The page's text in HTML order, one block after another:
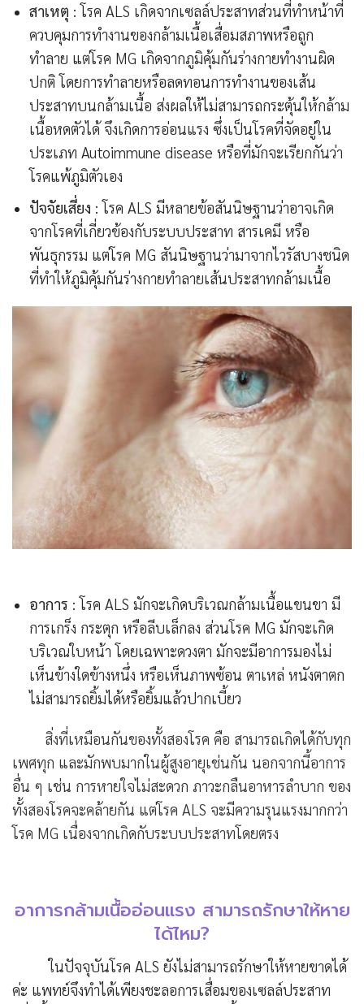
สาเหตุ : โรค ALS เกิดจากเซลล์ประสาทส่วนที่ทำหน้าที่
ควบคุมการทำงานของกล้ามเนื้อเสื่อมสภาพหรือถูก
ทำลาย แต่โรค MG เกิดจากภูมิคุ้มกันร่างกายทำงานผิด
ปกติ โดยการทำลายหรือลดทอนการทำงานของเส้น
ประสาทบนกล้ามเนื้อ ส่งผลให้ไม่สามารถกระตุ้นให้กล้าม
เนื้อหดตัวได้ จึงเกิดการอ่อนแรง ซึ่งเป็นโรคที่จัดอยู่ใน
ประเภท Autoimmune disease หรือที่มักจะเรียกกันว่า
โรคแพ้ภูมิตัวเอง
ปัจจัยเสี่ยง : โรค ALS มีหลายข้อสันนิษฐานว่าอาจเกิด
จากโรคที่เกี่ยวข้องกับระบบประสาท สารเคมี หรือ
พันธุกรรม แต่โรค MG สันนิษฐานว่ามาจากไวรัสบางชนิด
ที่ทำให้ภูมิคุ้มกันร่างกายทำลายเส้นประสาทกล้ามเนื้อ
อาการ : โรค ALS มักจะเกิดบริเวณกล้ามเนื้อแขนขา มี
การเกร็ง กระตุก หรือลีบเล็กลง ส่วนโรค MG มักจะเกิด
บริเวณใบหน้า โดยเฉพาะดวงตา มักจะมีอาการมองไม่
เห็นข้างใดข้างหนึ่ง หรือเห็นภาพซ้อน ตาเหล่ หนังตาตก
ไม่สามารถยิ้มได้หรือยิ้มแล้วปากเบี้ยว
สิ่งที่เหมือนกันของทั้งสองโรค คือ สามารถเกิดได้กับทุก
เพศทุก และมักพบมากในผู้สูงอายุเช่นกัน นอกจากนี้อาการ
อื่น ๆ เช่น การหายใจไม่สะดวก ภาวะกลืนอาหารลำบาก ของ
ทั้งสองโรคจะคล้ายกัน แต่โรค ALS จะมีความรุนแรงมากกว่า
โรค MG เนื่องจากเกิดกับระบบประสาทโดยตรง
อาการกล้ามเนื้ออ่อนแรง สามารถรักษาให้หาย
ได้ไหม?
ในปัจจุบันโรค ALS ยังไม่สามารถรักษาให้หายขาดได้
ค่ะ แพทย์จึงทำได้เพียงชะลอการเสื่อมของเซลล์ประสาท